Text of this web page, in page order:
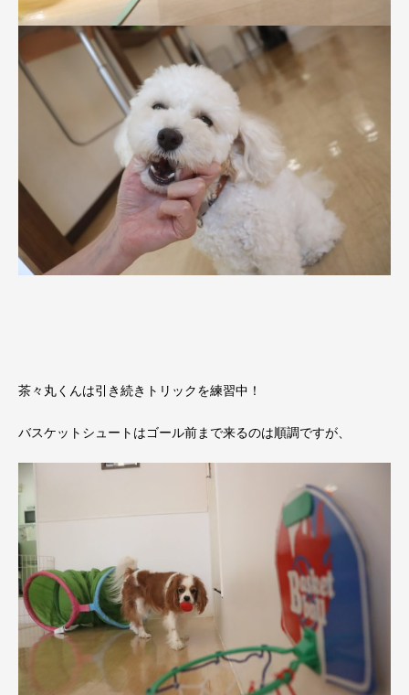
茶々丸くんは引き続きトリックを練習中！
バスケットシュートはゴール前まで来るのは順調ですが、